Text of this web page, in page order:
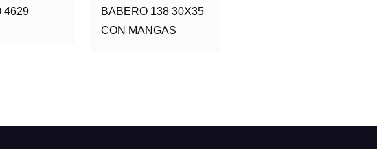
4629
BABERO 138 30X35
CON MANGAS